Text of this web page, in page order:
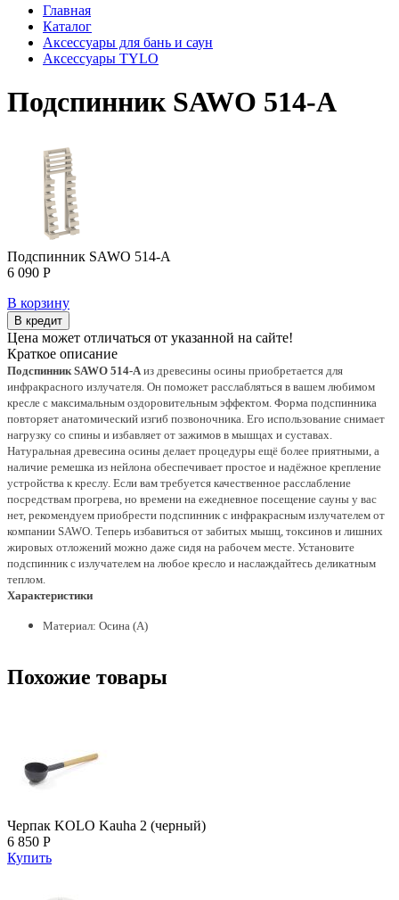
Главная
Каталог
Аксессуары для бань и саун
Аксессуары TYLO
Подспинник SAWO 514-А
Подспинник SAWO 514-А
6 090 Р
В корзину
В кредит
Цена может отличаться от указанной на сайте!
Краткое описание
Подспинник SAWO 514-А из древесины осины приобретается для
инфракрасного излучателя. Он поможет расслабляться в вашем любимом
кресле с максимальным оздоровительным эффектом. Форма подспинника
повторяет анатомический изгиб позвоночника. Его использование снимает
нагрузку со спины и избавляет от зажимов в мышцах и суставах.
Натуральная древесина осины делает процедуры ещё более приятными, а
наличие ремешка из нейлона обеспечивает простое и надёжное крепление
устройства к креслу. Если вам требуется качественное расслабление
посредствам прогрева, но времени на ежедневное посещение сауны у вас
нет, рекомендуем приобрести подспинник с инфракрасным излучателем от
компании SAWO. Теперь избавиться от забитых мышц, токсинов и лишних
жировых отложений можно даже сидя на рабочем месте. Установите
подспинник с излучателем на любое кресло и наслаждайтесь деликатным
теплом.
Характеристики
Материал: Осина (А)
Похожие товары
Черпак KOLO Kauha 2 (черный)
6 850 Р
Купить